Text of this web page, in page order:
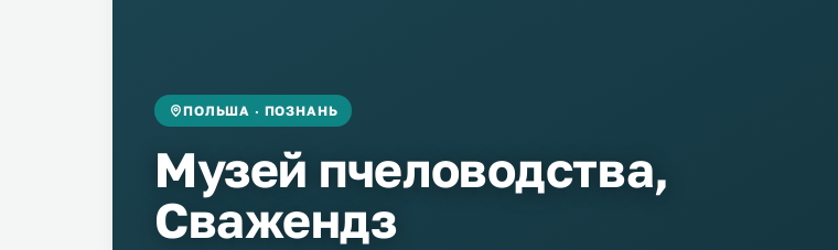
ПОЛЬША · ПОЗНАНЬ
Музей пчеловодства,
Сважендз